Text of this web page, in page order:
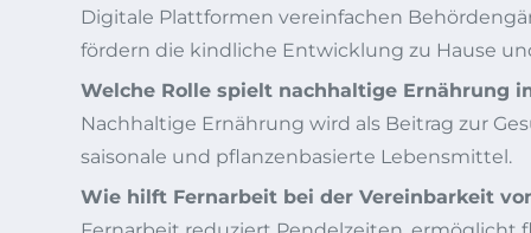
Digitale Plattformen vereinfachen
fördern die kindliche Entwicklung zu Hause
Welche Rolle spielt nachhaltige Ernährung
Nachhaltige Ernährung wird als Beitrag zur
saisonale und pflanzenbasierte Lebensmittel.
Wie hilft Fernarbeit bei der Vereinbarkeit